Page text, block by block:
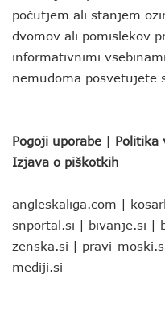
počutjem ali stanjem
dvomov ali pomislekov
informativnimi
nemudoma posvetujete
Pogoji uporabe | Politika
Izjava o piškotkih
angleskaliga.com |
snportal.si | bivanje.si |
zenska.si | pravi-
mediji.si